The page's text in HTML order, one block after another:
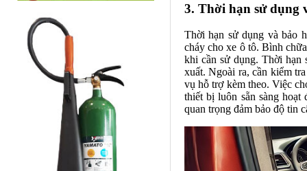
3. Thời hạn sử dụng
Thời hạn sử dụng và bảo
cháy cho xe ô tô. Bình
khi cần sử dụng. Thời hạn
xuất. Ngoài ra, cần kiểm
vụ hỗ trợ kèm theo. Việc
thiết bị luôn sẵn sàng
quan trọng đảm bảo độ tin